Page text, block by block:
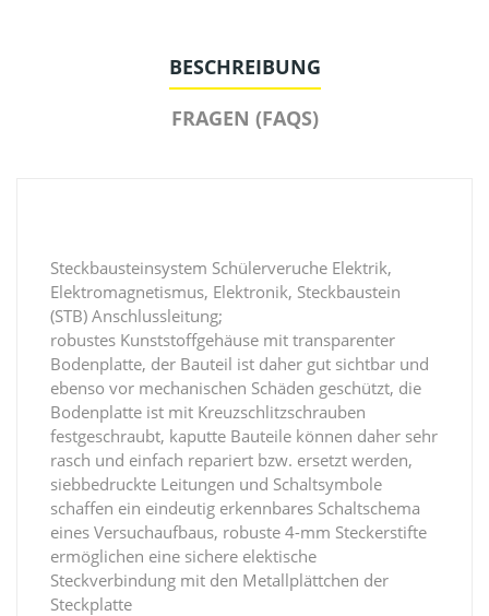
BESCHREIBUNG
FRAGEN (FAQS)
Steckbausteinsystem Schülerveruche Elektrik,
Elektromagnetismus, Elektronik, Steckbaustein
(STB) Anschlussleitung;
robustes Kunststoffgehäuse mit transparenter
Bodenplatte, der Bauteil ist daher gut sichtbar und
ebenso vor mechanischen Schäden geschützt, die
Bodenplatte ist mit Kreuzschlitzschrauben
festgeschraubt, kaputte Bauteile können daher sehr
rasch und einfach repariert bzw. ersetzt werden,
siebbedruckte Leitungen und Schaltsymbole
schaffen ein eindeutig erkennbares Schaltschema
eines Versuchaufbaus, robuste 4-mm Steckerstifte
ermöglichen eine sichere elektische
Steckverbindung mit den Metallplättchen der
Steckplatte